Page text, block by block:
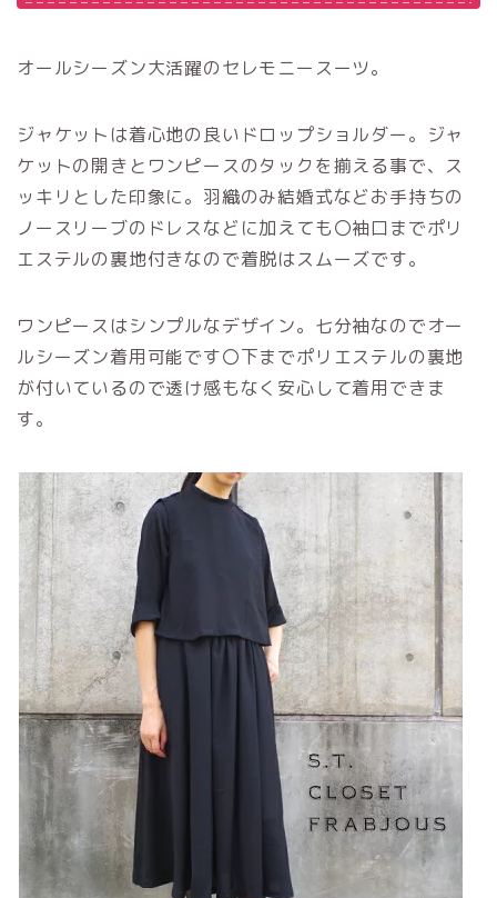
オールシーズン大活躍のセレモニースーツ。
ジャケットは着心地の良いドロップショルダー。ジャ
ケットの開きとワンピースのタックを揃える事で、ス
ッキリとした印象に。羽織のみ結婚式などお手持ちの
ノースリーブのドレスなどに加えても〇袖口までポリ
エステルの裏地付きなので着脱はスムーズです。
ワンピースはシンプルなデザイン。七分袖なのでオー
ルシーズン着用可能です〇下までポリエステルの裏地
が付いているので透け感もなく安心して着用できま
す。